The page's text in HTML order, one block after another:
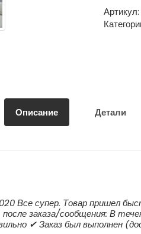
стойки
багажника
Артикул:
Описание Детали
Все супер. Товар пришел
заказа/сообщения: В
✔ Заказ был выполнен